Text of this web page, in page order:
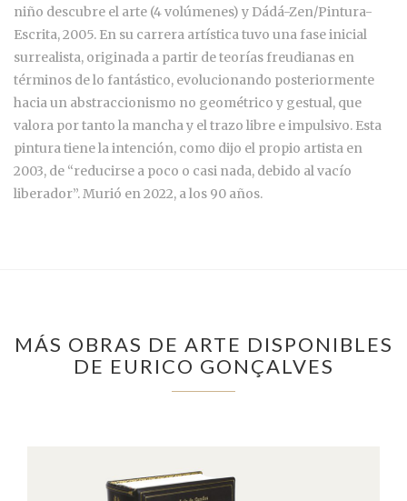
niño descubre el arte (4 volúmenes) y Dádá-Zen/Pintura-
Escrita, 2005. En su carrera artística tuvo una fase inicial
surrealista, originada a partir de teorías freudianas en
términos de lo fantástico, evolucionando posteriormente
hacia un abstraccionismo no geométrico y gestual, que
valora por tanto la mancha y el trazo libre e impulsivo. Esta
pintura tiene la intención, como dijo el propio artista en
2003, de “reducirse a poco o casi nada, debido al vacío
liberador”. Murió en 2022, a los 90 años.
MÁS OBRAS DE ARTE DISPONIBLES
DE EURICO GONÇALVES